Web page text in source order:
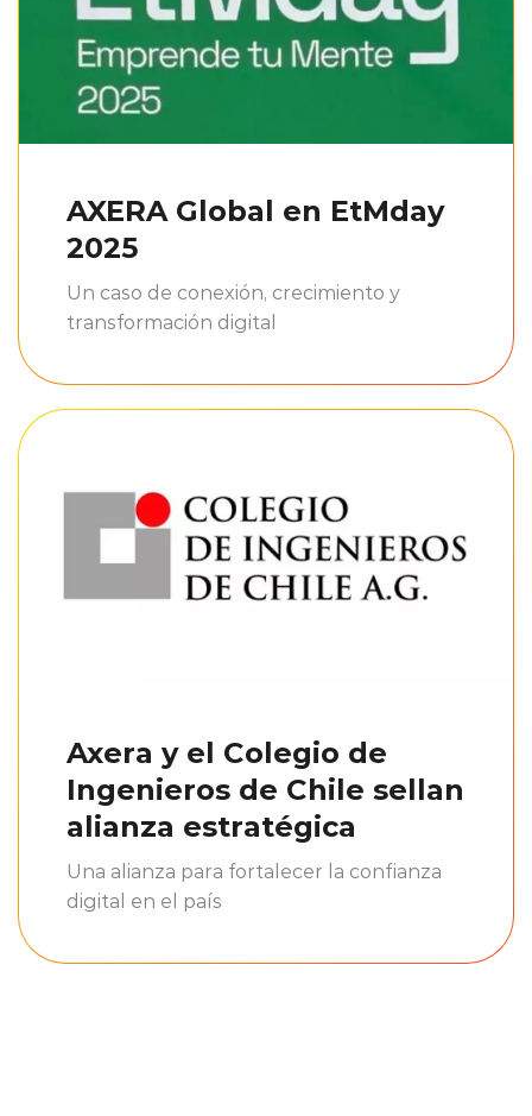
AXERA Global en EtMday
2025
Un caso de conexión, crecimiento y
transformación digital
Axera y el Colegio de
Ingenieros de Chile sellan
alianza estratégica
Una alianza para fortalecer la confianza
digital en el país